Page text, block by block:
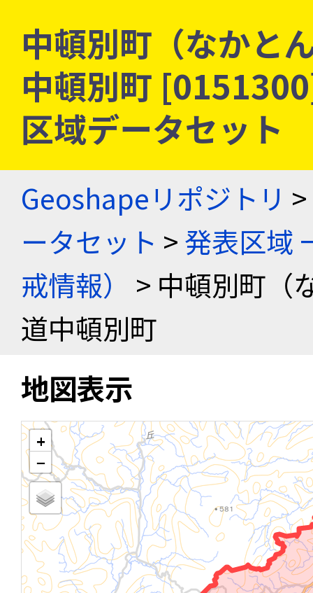
中頓別町（なかと
中頓別町
区域データセット
Geoshapeリポジトリ >
ータセット >発表区域
戒情報）
> 中頓別町（
道中頓別町
地図表示
+
−